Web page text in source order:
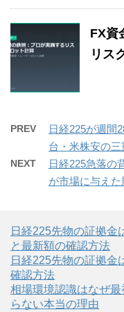
FX資
リス
PREV
日経225が週間
台・米株安の三
NEXT
日経225急落の
が市場に与え
日経225先物の証拠金
と最新額の確認方法
日経225先物の証拠金
確認方法
相場環境認識はなぜ
らない本当の理由